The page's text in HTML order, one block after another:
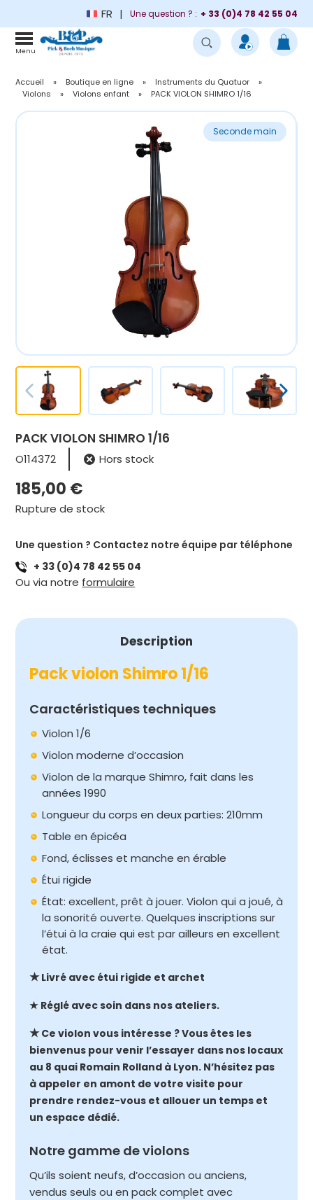
FR Une question ? : + 33 (0)4 78 42 55 04
Menu
Accueil » Boutique en ligne » Instruments du Quatuor
»
Violons
» Violons enfant » PACK VIOLON SHIMRO 1/16
Seconde main
PACK VIOLON SHIMRO 1/16
O114372 Hors stock
185,00 €
Rupture de stock
Une question ? Contactez notre équipe par téléphone
+ 33 (0)4 78 42 55 04
Ou via notre formulaire
Description
Pack violon Shimro 1/16
Caractéristiques techniques
Violon 1/6
Violon moderne d’occasion
Violon de la marque Shimro, fait dans les
années 1990
Longueur du corps en deux parties: 210mm
Table en épicéa
Fond, éclisses et manche en érable
Étui rigide
État: excellent, prêt à jouer. Violon qui a joué, à
la sonorité ouverte. Quelques inscriptions sur
l’étui à la craie qui est par ailleurs en excellent
état.
★Livré avec étui rigide et archet
★ Réglé avec soin dans nos ateliers.
★Ce violon vous intéresse ? Vous êtes les
bienvenus pour venir l’essayer dans nos locaux
au 8 quai Romain Rolland à Lyon. N’hésitez pas
à appeler en amont de votre visite pour
prendre rendez-vous et allouer un temps et
un espace dédié.
Notre gamme de violons
Qu’ils soient neufs, d’occasion ou anciens,
vendus seuls ou en pack complet avec